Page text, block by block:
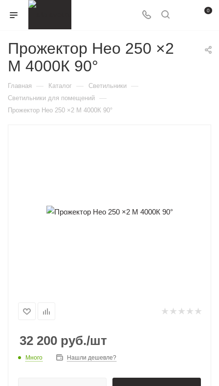
0
Прожектор Нео 250 ×2
M 4000К 90°
Главная — Каталог — Светильники —
Светильники для помещений —
Прожектор Нео 250 ×2 M 4000К 90°
32 200 руб./шт
Много Нашли дешевле?